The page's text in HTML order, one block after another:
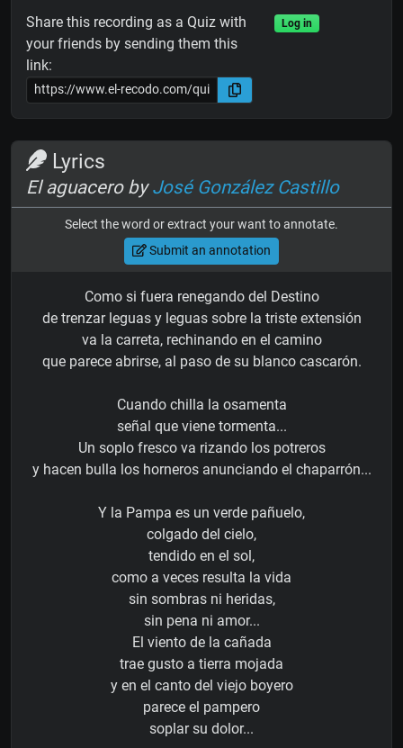
Share this recording as a Quiz with
your friends by sending them this
link:
Log in
Lyrics
El aguacero byJosé González Castillo
Select the word or extract your want to annotate.
Submit an annotation
Como si fuera renegando del Destino
de trenzar leguas y leguas sobre la triste extensión
va la carreta, rechinando en el camino
que parece abrirse, al paso de su blanco cascarón.
Cuando chilla la osamenta
señal que viene tormenta...
Un soplo fresco va rizando los potreros
y hacen bulla los horneros anunciando el chaparrón...
Y la Pampa es un verde pañuelo,
colgado del cielo,
tendido en el sol,
como a veces resulta la vida
sin sombras ni heridas,
sin pena ni amor...
El viento de la cañada
trae gusto a tierra mojada
y en el canto del viejo boyero
parece el pampero
soplar su dolor...